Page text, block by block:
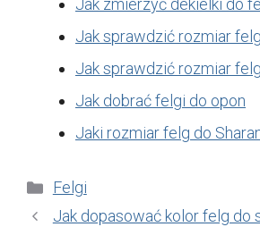
Jak zmierzyć dekielki do
Jak sprawdzić rozmiar
Jak sprawdzić rozmiar felg
Jak dobrać felgi do opon
Jaki rozmiar felg do
Kategorie
Felgi
Jak dopasować kolor felg do